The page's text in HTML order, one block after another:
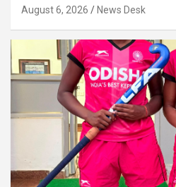
August 6, 2026 News Desk